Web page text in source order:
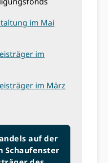
im Mai
im
im März
auf der
Schaufenster